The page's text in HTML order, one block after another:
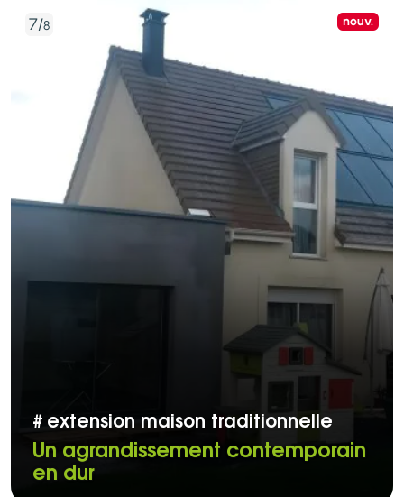
nouv.
7/8
# extension maison traditionnelle
Un agrandissement contemporain
en dur